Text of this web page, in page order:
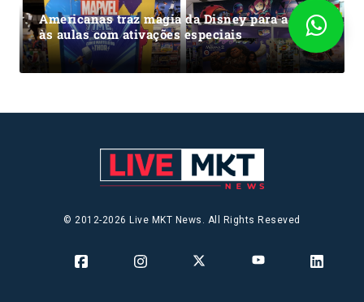
Americanas traz magia da Disney para a volta
às aulas com ativações especiais
© 2012-2026 Live MKT News. All Rights Reseved